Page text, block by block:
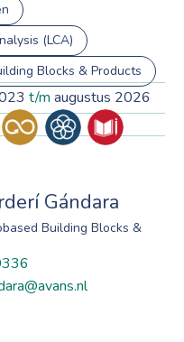
(LCA)
Blocks & Products
t/maugustus 2026
Gándara
Building Blocks &